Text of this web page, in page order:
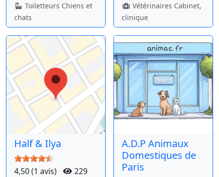
Toiletteurs Chiens et
chats
Vétérinaires Cabinet,
clinique
Half & Ilya
4,50 (1 avis) 229
A.D.P Animaux
Domestiques de
Paris